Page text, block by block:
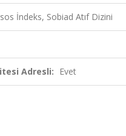
İndeks, Sobiad Atıf Dizini
Adresli: Evet